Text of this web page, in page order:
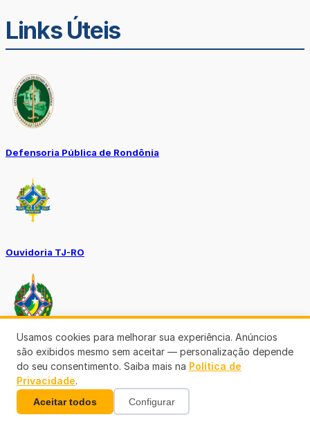
Links Úteis
Defensoria Pública de Rondônia
Ouvidoria TJ-RO
Ouvidoria GERO
Usamos cookies para melhorar sua experiência. Anúncios
são exibidos mesmo sem aceitar — personalização depende
do seu consentimento. Saiba mais na Política de
Privacidade.
Aceitar todos Configurar